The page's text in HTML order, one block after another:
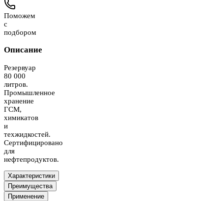
Поможем
с
подбором
Описание
Резервуар
80 000
литров.
Промышленное
хранение
ГСМ,
химикатов
и
техжидкостей.
Сертифицировано
для
нефтепродуктов.
Характеристики
Преимущества
Применение